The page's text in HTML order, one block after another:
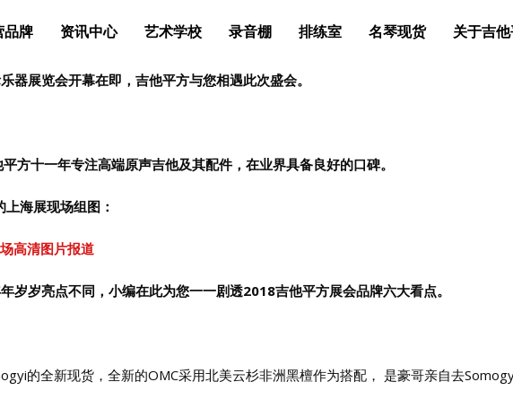
品牌 资讯中心 艺术学校 录音棚 排练室 名琴现货 关于吉
器展览会开幕在即，吉他平方与您相遇此次盛会。
方十一年专注高端原声吉他及其配件，在业界具备良好的口碑。
海展现场组图：
高清图片报道
岁岁亮点不同，小编在此为您一一剧透2018吉他平方展会品牌六大看点。
的全新现货，全新的OMC采用北美云杉非洲黑檀作为搭配， 是豪哥亲自去